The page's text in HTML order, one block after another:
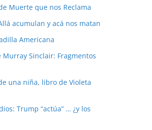
Muerte que nos Reclama
acumulan y acá nos matan
Americana
Murray Sinclair: Fragmentos
una niña, libro de Violeta
Trump “actúa” … ¿y los